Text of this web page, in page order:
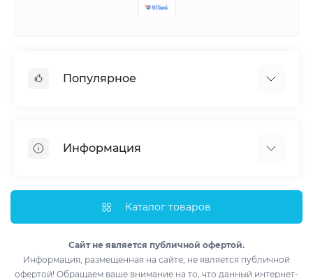
Популярное
Тепловые насосы
Полупромышленные кондиционеры
Обогреватели
Информация
Импортеры
Контакты
Каталог товаров
Сайт не является публичной офертой.
Информация, размещенная на сайте, не является публичной
офертой! Обращаем ваше внимание на то, что данный интернет-